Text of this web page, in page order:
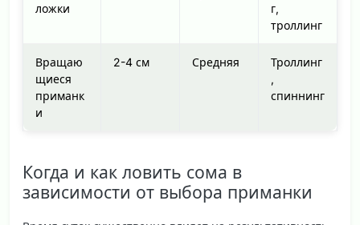
ложки
г,
троллинг
Вращаю
щиеся
приманк
и
2-4 см Средняя
Троллинг
,
спиннинг
Когда и как ловить сома в
зависимости от выбора приманки